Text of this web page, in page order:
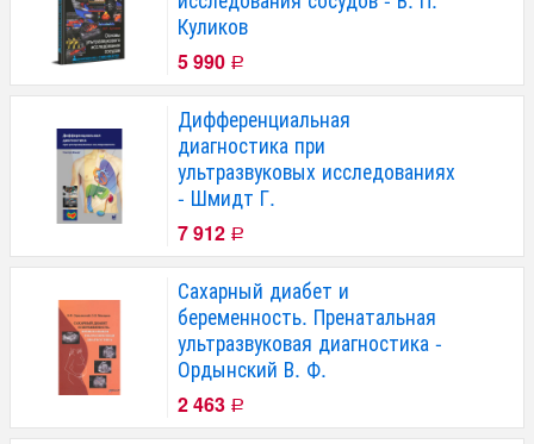
Куликов
5 990 Р
Дифференциальная
диагностика при
ультразвуковых исследованиях
- Шмидт Г.
7 912 Р
Сахарный диабет и
беременность. Пренатальная
ультразвуковая диагностика -
Ордынский В. Ф.
2 463 Р